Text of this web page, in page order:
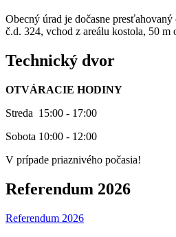
Obecný úrad je dočasne
č.d. 324, vchod z areálu kostola, 50 m
Technický dvor
OTVÁRACIE HODINY
Streda 15:00 - 17:00
Sobota 10:00 - 12:00
V prípade priaznivého počasia!
Referendum 2026
Referendum 2026